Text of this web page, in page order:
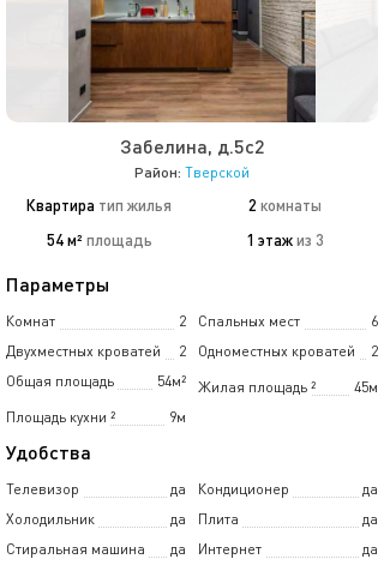
Забелина, д.5с2
Район: Тверской
Квартира тип жилья 2 комнаты
54 м² площадь 1 этажиз 3
Параметры
Комнат 2 Спальных мест
6
Двухместных кроватей
2 Одноместных кроватей
2
Общая площадь
54м² Жилая площадь 45м
²
Площадь кухни
9м
²
Удобства
Телевизор да Кондиционер
да
Холодильник
да Плита
да
Стиральная машина
да Интернет да